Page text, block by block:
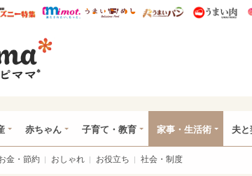
ママ* ウレぴあ総研 ディズニー特集
mimot. うまいめし うまいパン
赤ちゃん 子育て・教育 家事・生活術 夫と
金・節約 おしゃれ お役立ち 社会・制度